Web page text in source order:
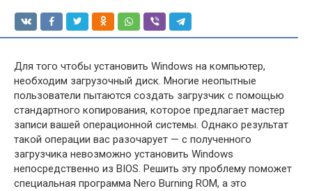
Для того чтобы установить Windows на компьютер,
необходим загрузочный диск. Многие неопытные
пользователи пытаются создать загрузчик с помощью
стандартного копирования, которое предлагает мастер
записи вашей операционной системы. Однако результат
такой операции вас разочарует — с полученного
загрузчика невозможно установить Windows
непосредственно из BIOS. Решить эту проблему поможет
специальная программа Nero Burning ROM, а это